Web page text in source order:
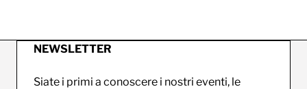
NEWSLETTER
Siate i primi a conoscere i nostri eventi, le